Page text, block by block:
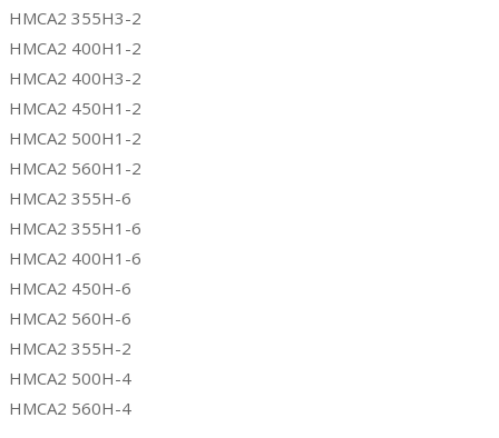
HMCA2 355H3-2
HMCA2 400H1-2
HMCA2 400H3-2
HMCA2 450H1-2
HMCA2 500H1-2
HMCA2 560H1-2
HMCA2 355H-6
HMCA2 355H1-6
HMCA2 400H1-6
HMCA2 450H-6
HMCA2 560H-6
HMCA2 355H-2
HMCA2 500H-4
HMCA2 560H-4